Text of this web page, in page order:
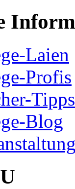
Laien
Profis
Tipps
Blog